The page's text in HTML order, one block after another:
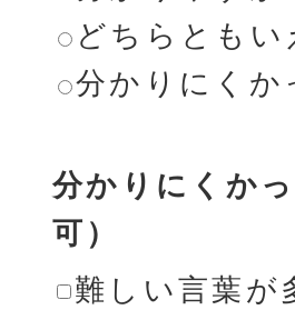
どちらともい
分かりにくか
分かりにくか
可）
難しい言葉が